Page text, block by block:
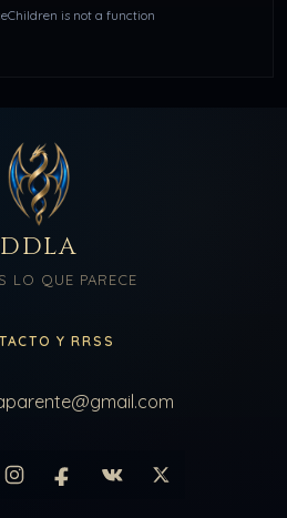
is not a function
DDLA
LO QUE PARECE
Y RRSS